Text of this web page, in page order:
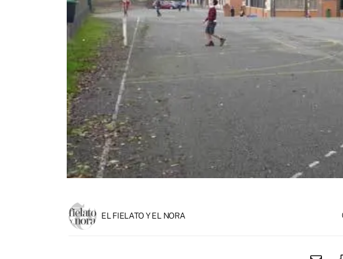
EL FIELATO Y EL NORA